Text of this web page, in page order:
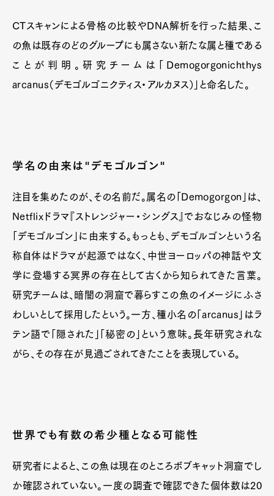
CTスキャンによる骨格の比較やDNA解析を行った結果、こ
の魚は既存のどのグループにも属さない新たな属と種である
ことが判明。研究チームは「Demogorgonichthys
arcanus（デモゴルゴニクティス・アルカヌス）」と命名した。
学名の由来は"デモゴルゴン"
注目を集めたのが、その名前だ。属名の「Demogorgon」は、
Netflixドラマ『ストレンジャー・シングス』でおなじみの怪物
「デモゴルゴン」に由来する。もっとも、デモゴルゴンという名
称自体はドラマが起源ではなく、中世ヨーロッパの神話や文
学に登場する冥界の存在として古くから知られてきた言葉。
研究チームは、暗闇の洞窟で暮らすこの魚のイメージにふさ
わしいとして採用したという。一方、種小名の「arcanus」はラ
テン語で「隠された」「秘密の」という意味。長年研究されな
がら、その存在が見過ごされてきたことを表現している。
世界でも有数の希少種となる可能性
研究者によると、この魚は現在のところボブキャット洞窟でし
か確認されていない。一度の調査で確認できた個体数は20